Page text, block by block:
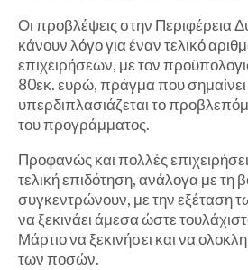
Οι προβλέψεις στην Περιφέρεια
κάνουν λόγο για έναν τελικό
επιχειρήσεων, με τον
80εκ. ευρώ, πράγμα που
υπερδιπλασιάζεται το
του προγράμματος.
Προφανώς και πολλές
τελική επιδότηση, ανάλογα με τη
συγκεντρώνουν, με την εξέταση
να ξεκινάει άμεσα ώστε
Μάρτιο να ξεκινήσει και να
των ποσών.